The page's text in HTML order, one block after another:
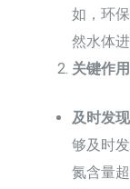
如，环
然水体
关键作用
及时发
够及时
氮含量